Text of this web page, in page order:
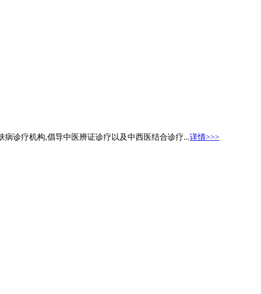
诊疗机构,倡导中医辨证诊疗以及中西医结合诊疗...详情>>>